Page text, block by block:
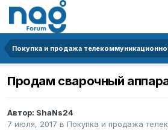
Продам сварочный
Автор: ShaNs24
7 июля, 2017 в Покупка и продажа